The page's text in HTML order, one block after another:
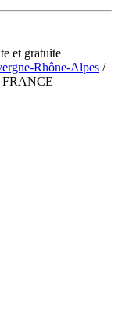
et gratuite
Rhône-Alpes /
FRANCE